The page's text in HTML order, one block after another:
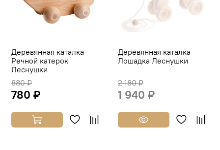
Деревянная каталка
Речной катерок
Леснушки
880 ₽
780 ₽
Деревянная каталка
Лошадка Леснушки
2 180 ₽
1 940 ₽